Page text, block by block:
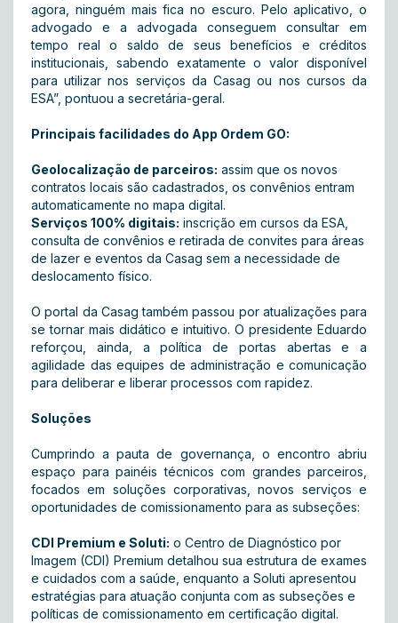
agora, ninguém mais fica no escuro. Pelo aplicativo, o
advogado e a advogada conseguem consultar em
tempo real o saldo de seus benefícios e créditos
institucionais, sabendo exatamente o valor disponível
para utilizar nos serviços da Casag ou nos cursos da
ESA”, pontuou a secretária-geral.
Principais facilidades do App Ordem GO:
Geolocalização de parceiros: assim que os novos
contratos locais são cadastrados, os convênios entram
automaticamente no mapa digital.
Serviços 100% digitais: inscrição em cursos da ESA,
consulta de convênios e retirada de convites para áreas
de lazer e eventos da Casag sem a necessidade de
deslocamento físico.
O portal da Casag também passou por atualizações para
se tornar mais didático e intuitivo. O presidente Eduardo
reforçou, ainda, a política de portas abertas e a
agilidade das equipes de administração e comunicação
para deliberar e liberar processos com rapidez.
Soluções
Cumprindo a pauta de governança, o encontro abriu
espaço para painéis técnicos com grandes parceiros,
focados em soluções corporativas, novos serviços e
oportunidades de comissionamento para as subseções:
CDI Premium e Soluti: o Centro de Diagnóstico por
Imagem (CDI) Premium detalhou sua estrutura de exames
e cuidados com a saúde, enquanto a Soluti apresentou
estratégias para atuação conjunta com as subseções e
políticas de comissionamento em certificação digital.